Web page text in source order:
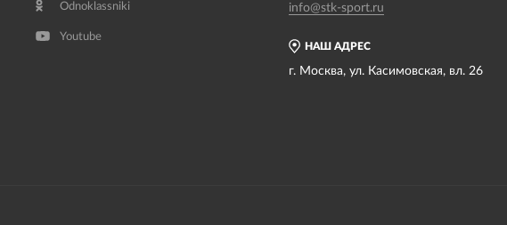
Odnoklassniki
Youtube
НАШ АДРЕС
г. Москва, ул. Касимовская, вл. 26
info@stk-sport.ru